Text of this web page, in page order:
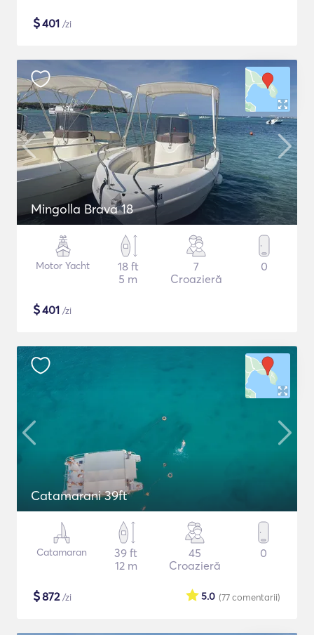
$401 /zi
Mingolla Brava 18
Motor Yacht
18 ft
5 m
7
Croazieră
0
$401 /zi
Catamarani 39ft
Catamaran
39 ft
12 m
45
Croazieră
0
$872/zi (77comentarii)
5.0